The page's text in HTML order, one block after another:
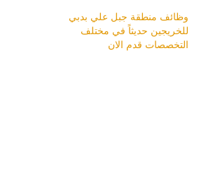
وظائف منطقة جبل علي بدبي
للخريجين حديثاً في مختلف
التخصصات قدم الان